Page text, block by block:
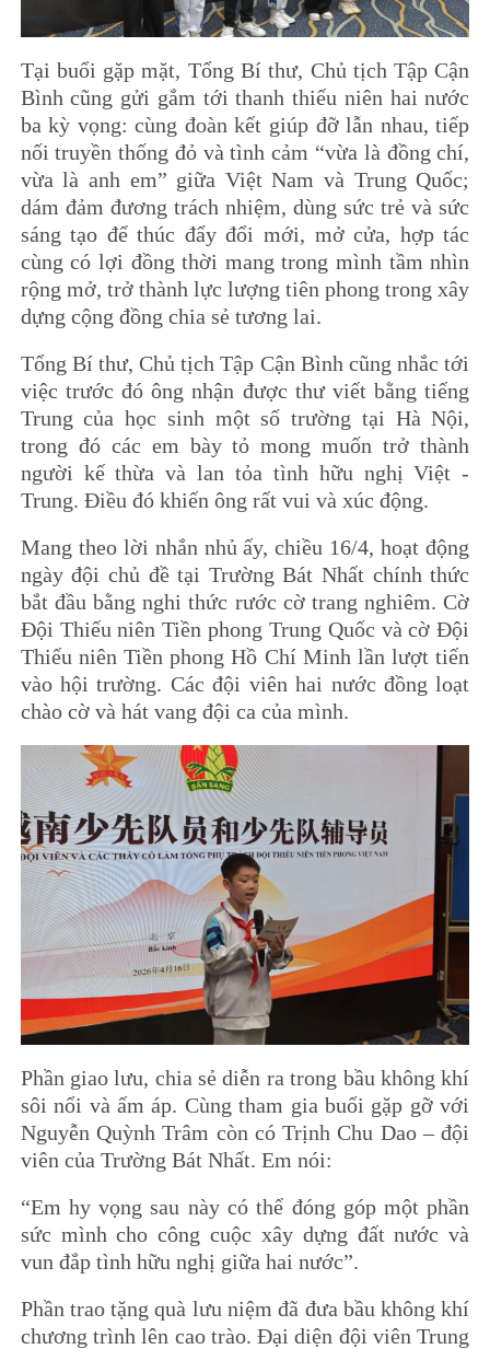
Tại buổi gặp mặt, Tổng Bí thư, Chủ tịch Tập Cận
Bình cũng gửi gắm tới thanh thiếu niên hai nước
ba kỳ vọng: cùng đoàn kết giúp đỡ lẫn nhau, tiếp
nối truyền thống đỏ và tình cảm “vừa là đồng chí,
vừa là anh em” giữa Việt Nam và Trung Quốc;
dám đảm đương trách nhiệm, dùng sức trẻ và sức
sáng tạo để thúc đẩy đổi mới, mở cửa, hợp tác
cùng có lợi đồng thời mang trong mình tầm nhìn
rộng mở, trở thành lực lượng tiên phong trong xây
dựng cộng đồng chia sẻ tương lai.
Tổng Bí thư, Chủ tịch Tập Cận Bình cũng nhắc tới
việc trước đó ông nhận được thư viết bằng tiếng
Trung của học sinh một số trường tại Hà Nội,
trong đó các em bày tỏ mong muốn trở thành
người kế thừa và lan tỏa tình hữu nghị Việt -
Trung. Điều đó khiến ông rất vui và xúc động.
Mang theo lời nhắn nhủ ấy, chiều 16/4, hoạt động
ngày đội chủ đề tại Trường Bát Nhất chính thức
bắt đầu bằng nghi thức rước cờ trang nghiêm. Cờ
Đội Thiếu niên Tiền phong Trung Quốc và cờ Đội
Thiếu niên Tiền phong Hồ Chí Minh lần lượt tiến
vào hội trường. Các đội viên hai nước đồng loạt
chào cờ và hát vang đội ca của mình.
Phần giao lưu, chia sẻ diễn ra trong bầu không khí
sôi nổi và ấm áp. Cùng tham gia buổi gặp gỡ với
Nguyễn Quỳnh Trâm còn có Trịnh Chu Dao – đội
viên của Trường Bát Nhất. Em nói:
“Em hy vọng sau này có thể đóng góp một phần
sức mình cho công cuộc xây dựng đất nước và
vun đắp tình hữu nghị giữa hai nước”.
Phần trao tặng quà lưu niệm đã đưa bầu không khí
chương trình lên cao trào. Đại diện đội viên Trung